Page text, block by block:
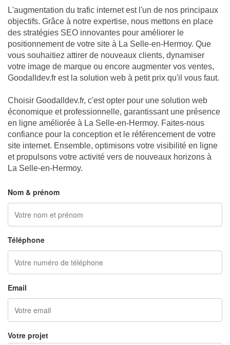
L'augmentation du trafic internet est l'un de nos principaux
objectifs. Grâce à notre expertise, nous mettons en place
des stratégies SEO innovantes pour améliorer le
positionnement de votre site à La Selle-en-Hermoy. Que
vous souhaitiez attirer de nouveaux clients, dynamiser
votre image de marque ou encore augmenter vos ventes,
Goodalldev.fr est la solution web à petit prix qu'il vous faut.
Choisir Goodalldev.fr, c'est opter pour une solution web
économique et professionnelle, garantissant une présence
en ligne améliorée à La Selle-en-Hermoy. Faites-nous
confiance pour la conception et le référencement de votre
site internet. Ensemble, optimisons votre visibilité en ligne
et propulsons votre activité vers de nouveaux horizons à
La Selle-en-Hermoy.
Nom & prénom
Téléphone
Email
Votre projet